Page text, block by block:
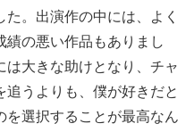
。出演作の中には、よく
績の悪い作品もありまし
は大きな助けとなり、チャ
追うよりも、僕が好きだと
を選択することが最高なん